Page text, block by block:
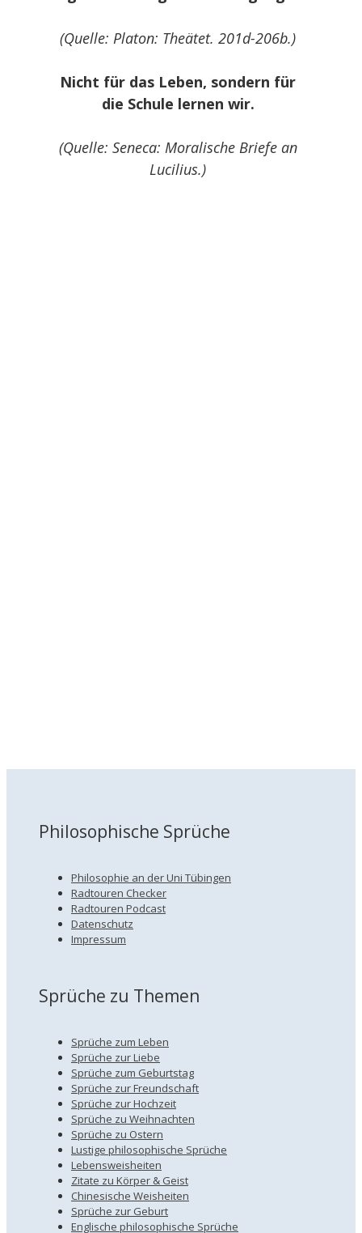
(Quelle: Platon: Theätet. 201d-206b.)
Nicht für das Leben, sondern für
die Schule lernen wir.
(Quelle: Seneca: Moralische Briefe an
Lucilius.)
Philosophische Sprüche
Philosophie an der Uni Tübingen
Radtouren Checker
Radtouren Podcast
Datenschutz
Impressum
Sprüche zu Themen
Sprüche zum Leben
Sprüche zur Liebe
Sprüche zum Geburtstag
Sprüche zur Freundschaft
Sprüche zur Hochzeit
Sprüche zu Weihnachten
Sprüche zu Ostern
Lustige philosophische Sprüche
Lebensweisheiten
Zitate zu Körper & Geist
Chinesische Weisheiten
Sprüche zur Geburt
Englische philosophische Sprüche